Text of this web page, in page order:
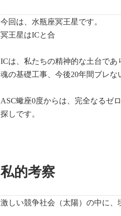
今回は、水瓶座冥王星です。
冥王星はICと合
ICは、私たちの精神的な土台であ
魂の基礎工事、今後20年間ブレな
ASC蠍座0度からは、完全なるゼ
探しです。
私的考察
激しい競争社会（太陽）の中に、